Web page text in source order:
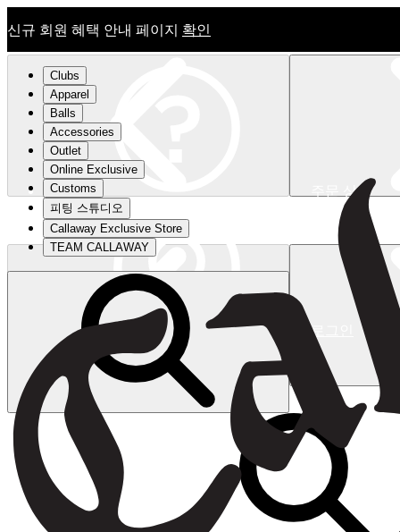
신규 회원 혜택 안내 페이지 확인
신규 회원 혜택 안내 페이지확인
주문 상태
로그인
장바구니
Clubs
Apparel
Balls
Accessories
Outlet
Online Exclusive
Customs
피팅 스튜디오
Callaway Exclusive Store
TEAM CALLAWAY